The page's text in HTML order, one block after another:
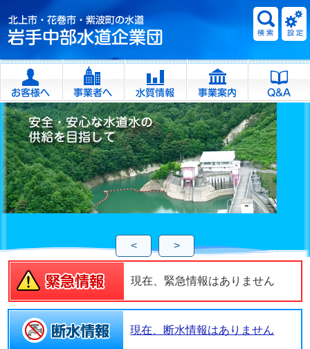
< >
現在、緊急情報はありません
現在、断水情報はありません